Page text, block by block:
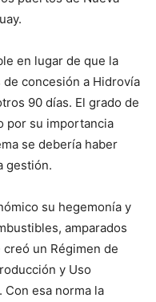
en lugar de que la
concesión a Hidrovía
90 días. El grado de
por su importancia
se debería haber
gestión.
su hegemonía y
amparados
un Régimen de
y Uso
esa norma la